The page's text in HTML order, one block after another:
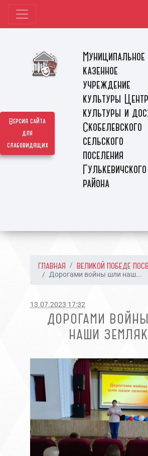
Версия сайта
для
слабовидящих
Муниципальное
казенное
учреждение
культуры Центр
культуры и
Скобелевского
сельского
поселения
Гулькевичского
района
ГЛАВНАЯ ВЕЛИКОЙ ПОБЕДЕ
Дорогами войны шли наш...
13.07.2023 17:32
ДОРОГАМИ
НАШИ